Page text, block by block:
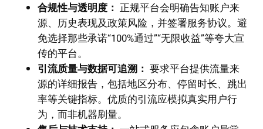
合规性与透明度： 正规平台会明确告知账户来
源、历史表现及政策风险，并签署服务协议。避
免选择那些承诺“100%通过”“无限收益”等夸大宣
传的平台。
引流质量与数据可追溯： 要求平台提供流量来
源的详细报告，包括地区分布、停留时长、跳出
率等关键指标。优质的引流应模拟真实用户行
为，而非机器刷量。